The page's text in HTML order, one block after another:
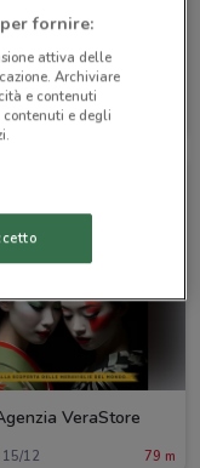
VeraStore
15/12
VeraStore
15/12 79 m
fornire:
attiva delle
Archiviare
e contenuti
contenuti e degli